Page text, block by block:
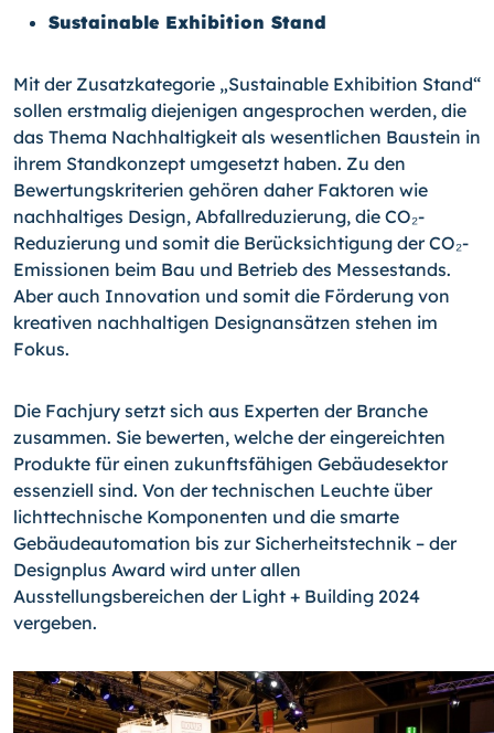
Sustainable Exhibition Stand
Mit der Zusatzkategorie „Sustainable Exhibition Stand“
sollen erstmalig diejenigen angesprochen werden, die
das Thema Nachhaltigkeit als wesentlichen Baustein in
ihrem Standkonzept umgesetzt haben. Zu den
Bewertungskriterien gehören daher Faktoren wie
nachhaltiges Design, Abfallreduzierung, die CO₂-
Reduzierung und somit die Berücksichtigung der CO₂-
Emissionen beim Bau und Betrieb des Messestands.
Aber auch Innovation und somit die Förderung von
kreativen nachhaltigen Designansätzen stehen im
Fokus.
Die Fachjury setzt sich aus Experten der Branche
zusammen. Sie bewerten, welche der eingereichten
Produkte für einen zukunftsfähigen Gebäudesektor
essenziell sind. Von der technischen Leuchte über
lichttechnische Komponenten und die smarte
Gebäudeautomation bis zur Sicherheitstechnik – der
Designplus Award wird unter allen
Ausstellungsbereichen der Light + Building 2024
vergeben.